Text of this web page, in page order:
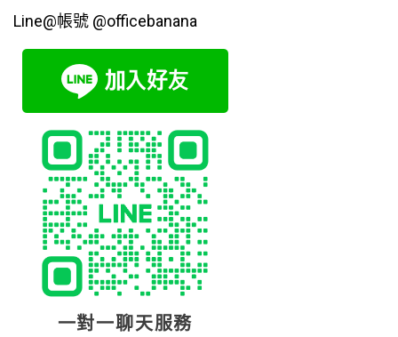
Line@帳號 @officebanana
一對一聊天服務